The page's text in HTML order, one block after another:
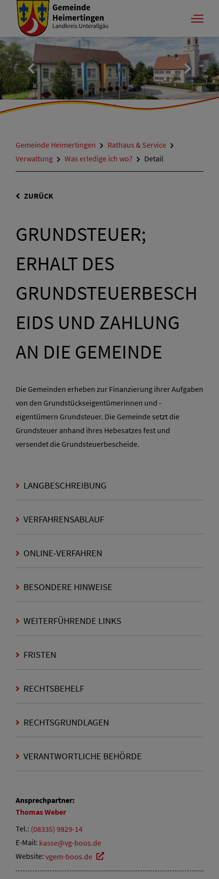
Gemeinde Heimertingen
Rathaus & Service
Verwaltung
Was erledige ich wo? Detail
ZURÜCK
GRUNDSTEUER;
ERHALT DES
GRUNDSTEUERBESCH
EIDS UND ZAHLUNG
AN DIE GEMEINDE
Die Gemeinden erheben zur Finanzierung ihrer Aufgaben
von den Grundstückseigentümerinnen und -
eigentümern Grundsteuer. Die Gemeinde setzt die
Grundsteuer anhand ihres Hebesatzes fest und
versendet die Grundsteuerbescheide.
LANGBESCHREIBUNG
VERFAHRENSABLAUF
ONLINE-VERFAHREN
BESONDERE HINWEISE
WEITERFÜHRENDE LINKS
FRISTEN
RECHTSBEHELF
RECHTSGRUNDLAGEN
VERANTWORTLICHE BEHÖRDE
Ansprechpartner:
ThomasWeber
Tel.: (08335) 9829-14
E-Mail: kasse@vg-boos.de
Website: vgem-boos.de